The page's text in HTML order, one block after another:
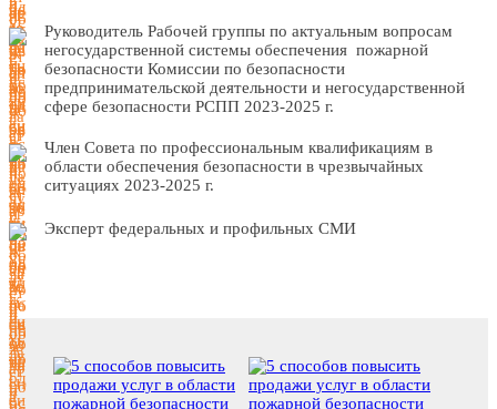
Руководитель Рабочей группы по актуальным вопросам
негосударственной системы обеспечения пожарной
безопасности Комиссии по безопасности
предпринимательской деятельности и негосударственной
сфере безопасности РСПП 2023-2025 г.
Член Совета по профессиональным квалификациям в
области обеспечения безопасности в чрезвычайных
ситуациях 2023-2025 г.
Эксперт федеральных и профильных СМИ